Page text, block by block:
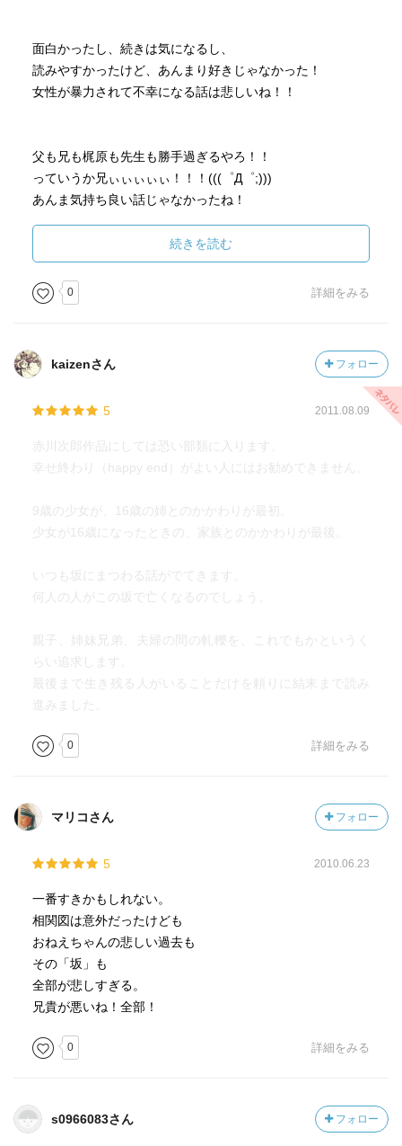
面白かったし、続きは気になるし、
読みやすかったけど、あんまり好きじゃなかった！
女性が暴力されて不幸になる話は悲しいね！！
父も兄も梶原も先生も勝手過ぎるやろ！！
っていうか兄ぃぃぃぃぃ！！！(((゜Д゜;)))
あんま気持ち良い話じゃなかったね！
共感とかされんかもやけど
一番気に入らんのは則幸だけどね(｀´)
自分の父親のしたことに、あんなに嫌悪感抱いて怒ってた
後で落ち込んでもダメですから。
してしまったらアナタも一緒ですから。
裕美子ちゃんかわいそう(´｀)
続きを読む
0 詳細をみる
kaizenさん フォロー
5 2011.08.09
赤川次郎作品にしては恐い部類に入ります。
幸せ終わり（happy end）がよい人にはお勧めできません。
9歳の少女が、16歳の姉とのかかわりが最初。
少女が16歳になったときの、家族とのかかわりが最後。
いつも坂にまつわる話がでてきます。
何人の人がこの坂で亡くなるのでしょう。
親子、姉妹兄弟、夫婦の間の軋轢を、これでもかというく
らい追求します。
最後まで生き残る人がいることだけを頼りに結末まで読み
進みました。
0 詳細をみる
マリコさん フォロー
5 2010.06.23
一番すきかもしれない。
相関図は意外だったけども
おねえちゃんの悲しい過去も
その「坂」も
全部が悲しすぎる。
兄貴が悪いね！全部！
0 詳細をみる
s0966083さん フォロー